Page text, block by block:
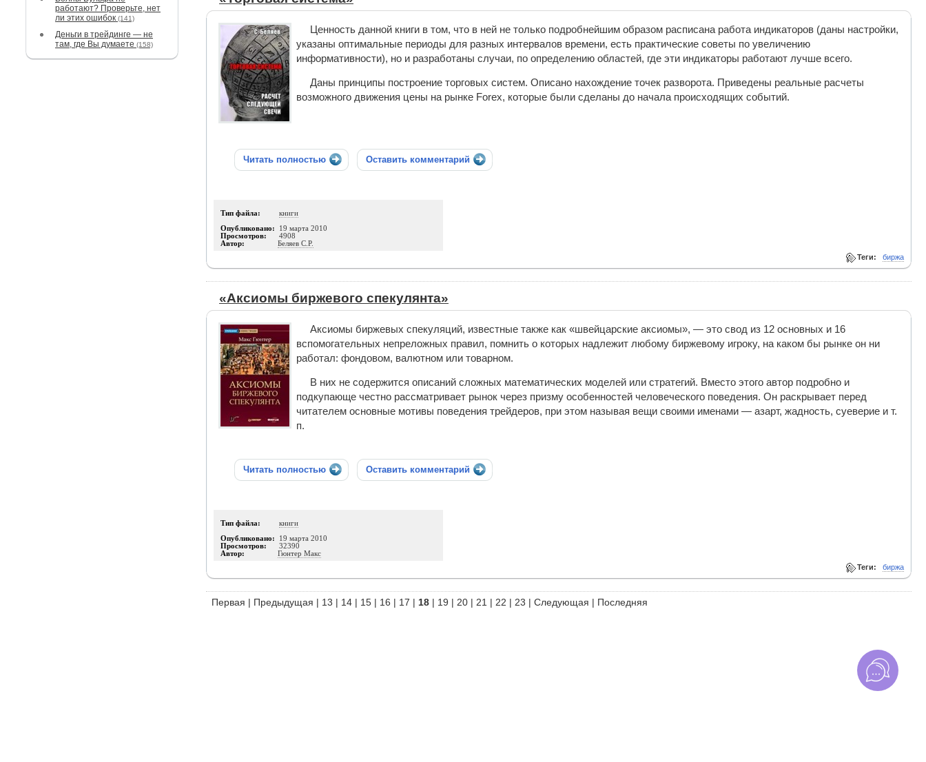
работают? Проверьте, нет
ли этих ошибок (141)
Деньги в трейдинге — не
там, где Вы думаете (158)
Ценность данной книги в том, что в ней не только подробнейшим образом расписана работа индикаторов (даны настройки,
указаны оптимальные периоды для разных интервалов времени, есть практические советы по увеличению
информативности), но и разработаны случаи, по определению областей, где эти индикаторы работают лучше всего.
Даны принципы построение торговых систем. Описано нахождение точек разворота. Приведены реальные расчеты
возможного движения цены на рынке Forex, которые были сделаны до начала происходящих событий.
Читать полностью Оставить комментарий
Тип файла: книги
Опубликовано: 19 марта 2010
Просмотров: 4908
Автор: Беляев С.Р.
Теги: биржа
«Аксиомы биржевого спекулянта»
Аксиомы биржевых спекуляций, известные также как «швейцарские аксиомы», — это свод из 12 основных и 16
вспомогательных непреложных правил, помнить о которых надлежит любому биржевому игроку, на каком бы рынке он ни
работал: фондовом, валютном или товарном.
В них не содержится описаний сложных математических моделей или стратегий. Вместо этого автор подробно и
подкупающе честно рассматривает рынок через призму особенностей человеческого поведения. Он раскрывает перед
читателем основные мотивы поведения трейдеров, при этом называя вещи своими именами — азарт, жадность, суеверие и т.
п.
Читать полностью Оставить комментарий
Тип файла: книги
Опубликовано: 19 марта 2010
Просмотров: 32390
Автор: Гюнтер Макс
Теги: биржа
Первая | Предыдущая | 13 | 14 | 15 | 16 | 17 | 18 | 19 | 20 | 21 | 22 | 23 | Следующая | Последняя